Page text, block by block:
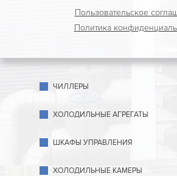
Пользовательское
Политика
ЧИЛЛЕРЫ
ХОЛОДИЛЬНЫЕ АГРЕГАТЫ
ШКАФЫ УПРАВЛЕНИЯ
ХОЛОДИЛЬНЫЕ КАМЕРЫ